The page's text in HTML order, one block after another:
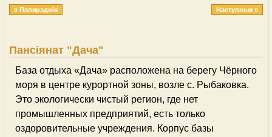
« Папярэднія Наступныя »
Пансіянат "Дача"
База отдыха «Дача» расположена на берегу Чёрного
моря в центре курортной зоны, возле с. Рыбаковка.
Это экологически чистый регион, где нет
промышленных предприятий, есть только
оздоровительные учреждения. Корпус базы